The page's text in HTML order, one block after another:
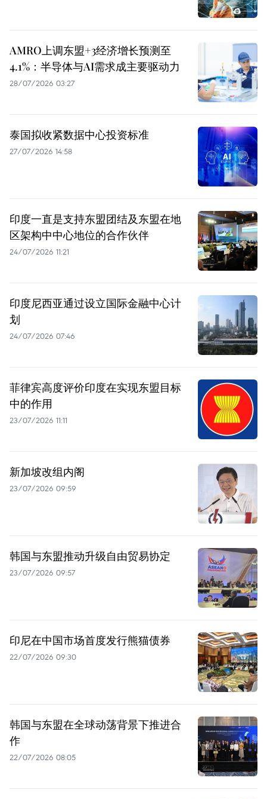
AMRO上调东盟+3经济增长预测至
4.1%：半导体与AI需求成主要驱动力
28/07/2026 03:27
泰国拟收紧数据中心投资标准
27/07/2026 14:58
印度一直是支持东盟团结及东盟在地
区架构中中心地位的合作伙伴
24/07/2026 11:21
印度尼西亚通过设立国际金融中心计
划
24/07/2026 07:46
菲律宾高度评价印度在实现东盟目标
中的作用
23/07/2026 11:11
新加坡改组内阁
23/07/2026 09:59
韩国与东盟推动升级自由贸易协定
23/07/2026 09:57
印尼在中国市场首度发行熊猫债券
22/07/2026 09:30
韩国与东盟在全球动荡背景下推进合
作
22/07/2026 08:05